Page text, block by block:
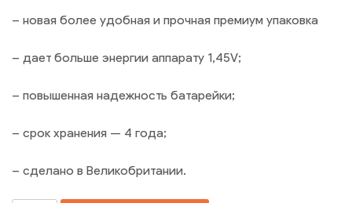
– новая более удобная и прочная премиум упаковка
– дает больше энергии аппарату 1,45V;
– повышенная надежность батарейки;
– срок хранения — 4 года;
– сделано в Великобритании.